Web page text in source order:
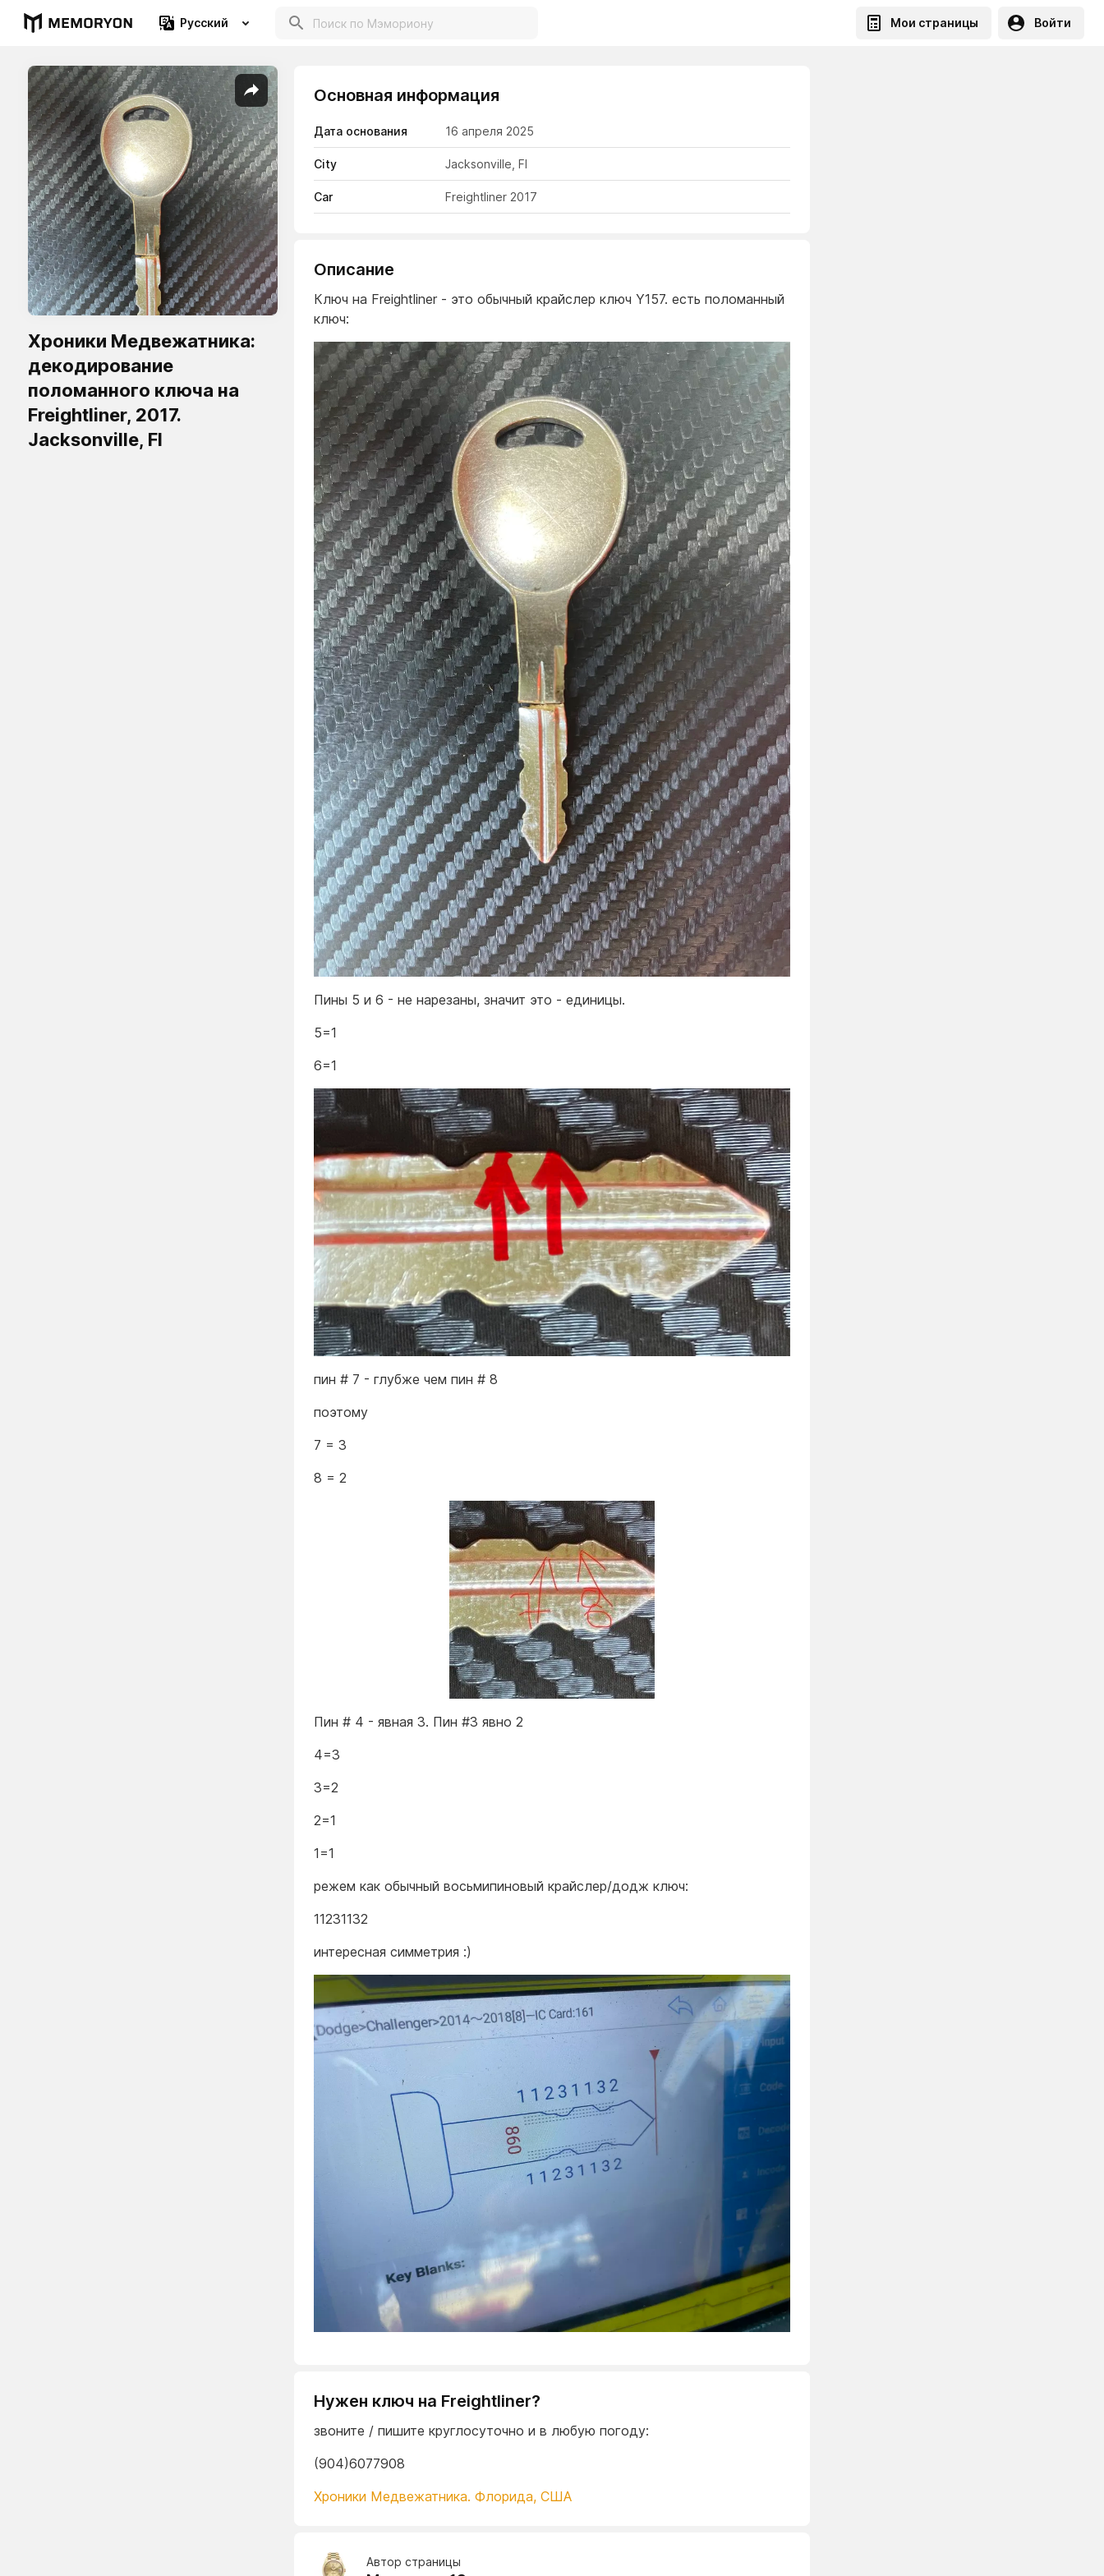
Русский Мои страницы Войти
Хроники Медвежатника:
декодирование
поломанного ключа на
Freightliner, 2017.
Jacksonville, Fl
Основная информация
Дата основания 16 апреля 2025
City Jacksonville, Fl
Car Freightliner 2017
Описание
Ключ на Freightliner - это обычный крайслер ключ Y157. есть поломанный
ключ:
Пины 5 и 6 - не нарезаны, значит это - единицы.
5=1
6=1
пин # 7 - глубже чем пин # 8
поэтому
7 = 3
8 = 2
Пин # 4 - явная 3. Пин #3 явно 2
4=3
3=2
2=1
1=1
режем как обычный восьмипиновый крайслер/додж ключ:
11231132
интересная симметрия :)
Нужен ключ на Freightliner?
звоните / пишите круглосуточно и в любую погоду:
(904)6077908
Хроники Медвежатника. Флорида, США
Автор страницы